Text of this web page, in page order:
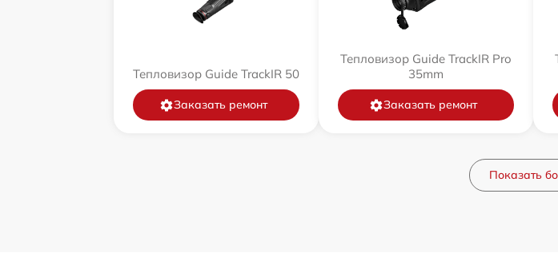
Тепловизор Guide TrackIR 50
Заказать ремонт
Тепловизор Guide TrackIR Pro
35mm
Заказать ремонт
Показать